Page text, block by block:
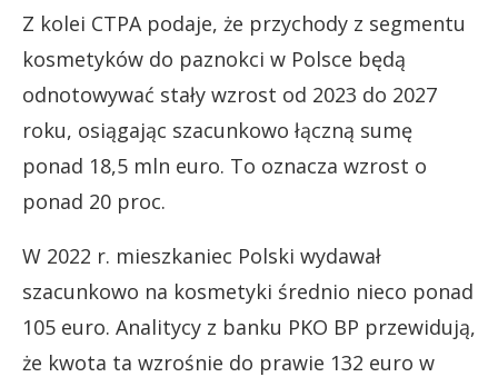
Z kolei CTPA podaje, że przychody z segmentu
kosmetyków do paznokci w Polsce będą
odnotowywać stały wzrost od 2023 do 2027
roku, osiągając szacunkowo łączną sumę
ponad 18,5 mln euro. To oznacza wzrost o
ponad 20 proc.
W 2022 r. mieszkaniec Polski wydawał
szacunkowo na kosmetyki średnio nieco ponad
105 euro. Analitycy z banku PKO BP przewidują,
że kwota ta wzrośnie do prawie 132 euro w